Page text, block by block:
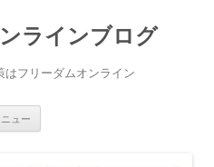
ラインブログ
フリーダムオンライン
ュー